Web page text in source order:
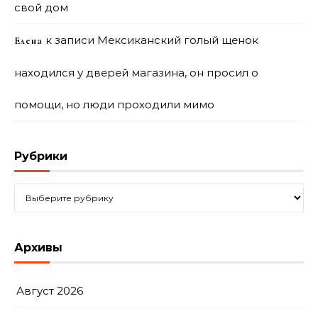
свой дом
Елена к записи Мексиканский голый щенок
находился у дверей магазина, он просил о
помощи, но люди проходили мимо
Рубрики
Архивы
Август 2026